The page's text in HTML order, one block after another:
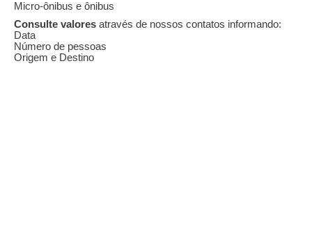
Micro-ônibus e ônibus
Consulte valores através de nossos contatos informando:
Data
Número de pessoas
Origem e Destino